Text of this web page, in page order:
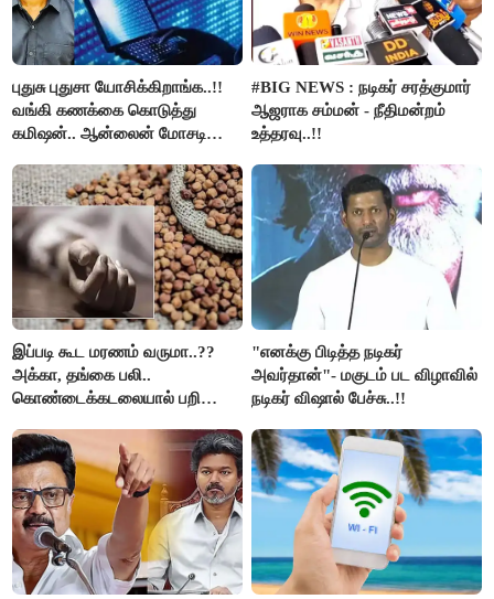
புதுசு புதுசா யோசிக்கிறாங்க..!!
வங்கி கணக்கை கொடுத்து
கமிஷன்.. ஆன்லைன் மோசடி
கைது..!!
#BIG NEWS : நடிகர் சரத்குமார்
ஆஜராக சம்மன் - நீதிமன்றம்
உத்தரவு..!!
இப்படி கூட மரணம் வருமா..??
அக்கா, தங்கை பலி..
கொண்டைக்கடலையால் பறிபோன
"எனக்கு பிடித்த நடிகர்
அவர்தான்"- மகுடம் பட விழாவில்
நடிகர் விஷால் பேச்சு..!!